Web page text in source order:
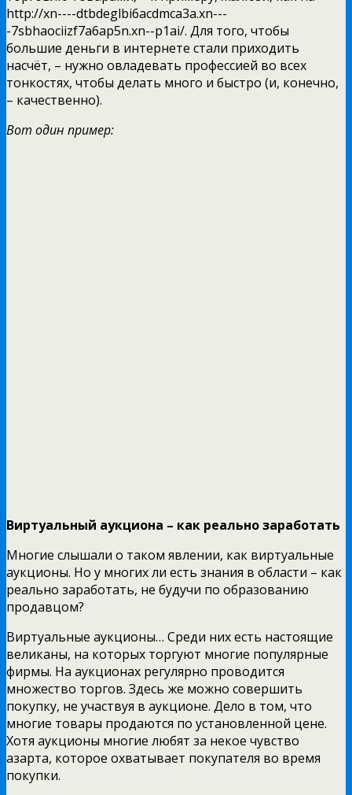
http://xn----dtbdeglbi6acdmca3a.xn---
-7sbhaociizf7a6ap5n.xn--p1ai/. Для того, чтобы
большие деньги в интернете стали приходить
насчёт, – нужно овладевать профессией во всех
тонкостях, чтобы делать много и быстро (и, конечно,
– качественно).
Вот один пример:
Виртуальный аукциона – как реально заработать
Многие слышали о таком явлении, как виртуальные
аукционы. Но у многих ли есть знания в области – как
реально заработать, не будучи по образованию
продавцом?
Виртуальные аукционы… Среди них есть настоящие
великаны, на которых торгуют многие популярные
фирмы. На аукционах регулярно проводится
множество торгов. Здесь же можно совершить
покупку, не участвуя в аукционе. Дело в том, что
многие товары продаются по установленной цене.
Хотя аукционы многие любят за некое чувство
азарта, которое охватывает покупателя во время
покупки.